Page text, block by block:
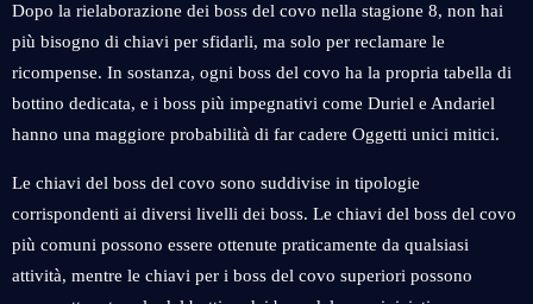
Dopo la rielaborazione dei boss del covo nella stagione 8, non hai
più bisogno di chiavi per sfidarli, ma solo per reclamare le
ricompense. In sostanza, ogni boss del covo ha la propria tabella di
bottino dedicata, e i boss più impegnativi come Duriel e Andariel
hanno una maggiore probabilità di far cadere Oggetti unici mitici.
Le chiavi del boss del covo sono suddivise in tipologie
corrispondenti ai diversi livelli dei boss. Le chiavi del boss del covo
più comuni possono essere ottenute praticamente da qualsiasi
attività, mentre le chiavi per i boss del covo superiori possono